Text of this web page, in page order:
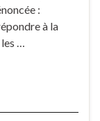
:
à la
…